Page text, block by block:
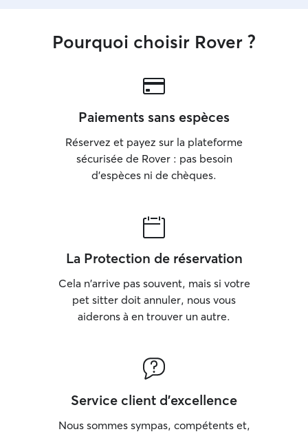
Pourquoi choisir Rover ?
Paiements sans espèces
Réservez et payez sur la plateforme
sécurisée de Rover : pas besoin
d'espèces ni de chèques.
La Protection de réservation
Cela n'arrive pas souvent, mais si votre
pet sitter doit annuler, nous vous
aiderons à en trouver un autre.
Service client d'excellence
Nous sommes sympas, compétents et,